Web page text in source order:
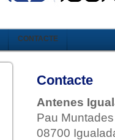
CONTACTE
Contacte
Antenes
Pau
08700